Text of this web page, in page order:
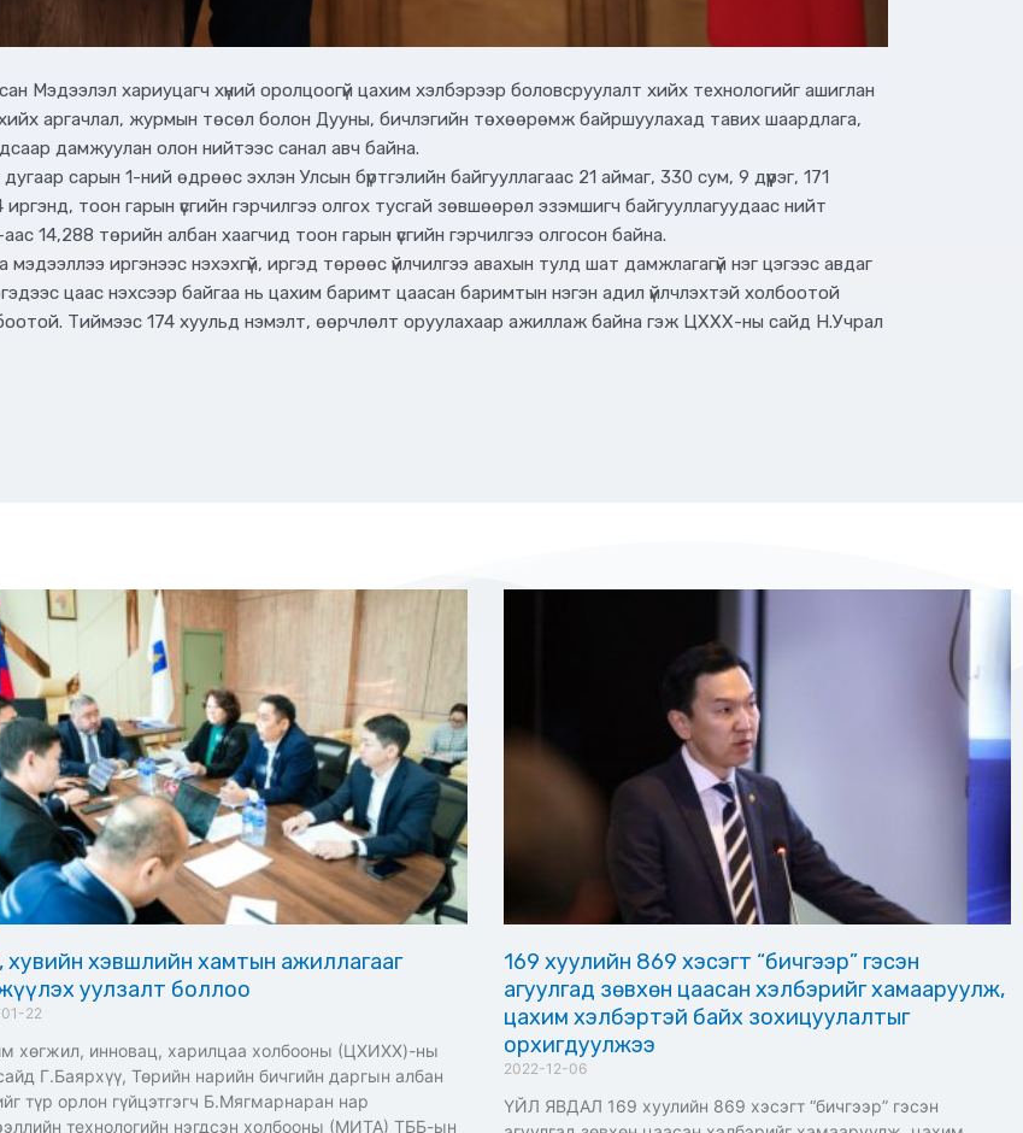
Мэдээлэл хариуцагч хүний оролцоогүй цахим хэлбэрээр боловсруулалт хийх технологийг ашиглан
аргачлал, журмын төсөл болон Дууны, бичлэгийн төхөөрөмж байршуулахад тавих шаардлага,
дамжуулан олон нийтээс санал авч байна.
сарын 1-ний өдрөөс эхлэн Улсын бүртгэлийн байгууллагаас 21 аймаг, 330 сум, 9 дүүрэг, 171
тоон гарын үсгийн гэрчилгээ олгох тусгай зөвшөөрөл эзэмшигч байгууллагуудаас нийт
14,288 төрийн албан хаагчид тоон гарын үсгийн гэрчилгээ олгосон байна.
иргэнээс нэхэхгүй, иргэд төрөөс үйлчилгээ авахын тулд шат дамжлагагүй нэг цэгээс авдаг
цаас нэхсээр байгаа нь цахим баримт цаасан баримтын нэгэн адил үйлчлэхтэй холбоотой
Тиймээс 174 хуульд нэмэлт, өөрчлөлт оруулахаар ажиллаж байна гэж ЦХХХ-ны сайд Н.Учрал
хувийн хэвшлийн хамтын ажиллагааг
уулзалт боллоо
22
хөгжил, инновац, харилцаа холбооны (ЦХИХХ)-ны
Г.Баярхүү, Төрийн нарийн бичгийн даргын албан
түр орлон гүйцэтгэгч Б.Мягмарнаран нар
технологийн нэгдсэн холбооны (МИТА) ТББ-ын
169 хуулийн 869 хэсэгт “бичгээр” гэсэн
агуулгад зөвхөн цаасан хэлбэрийг хамааруулж,
цахим хэлбэртэй байх зохицуулалтыг
орхигдуулжээ
2022-12-06
ҮЙЛ ЯВДАЛ 169 хуулийн 869 хэсэгт “бичгээр” гэсэн